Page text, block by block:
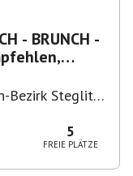
Bezirk Steglitz-
5
FREIE PLÄTZE